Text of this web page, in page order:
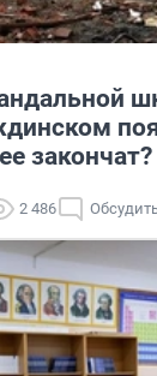
закончат?
2 486